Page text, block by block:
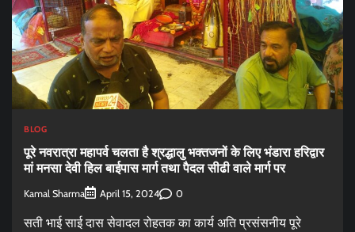
BLOG
पूरे नवरात्रा महापर्व चलता है श्रद्धालु भक्तजनों के लिए भंडारा हरिद्वार
मां मनसा देवी हिल बाईपास मार्ग तथा पैदल सीढी वाले मार्ग पर
Kamal Sharma April 15, 2024 0
सती भाई साई दास सेवादल रोहतक का कार्य अति प्रसंसनीय पूरे